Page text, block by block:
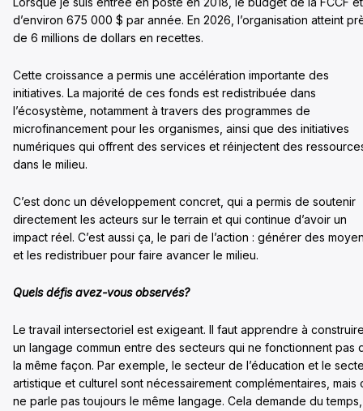
d’environ 675 000 $ par année. En 2026, l’organisation atteint
de 6 millions de dollars en recettes.
Cette croissance a permis une accélération importante des
initiatives. La majorité de ces fonds est redistribuée dans
l’écosystème, notamment à travers des programmes de
microfinancement pour les organismes, ainsi que des initiatives
numériques qui offrent des services et réinjectent des
dans le milieu.
C’est donc un développement concret, qui a permis de soutenir
directement les acteurs sur le terrain et qui continue d’avoir un
impact réel. C’est aussi ça, le pari de l’action : générer des
et les redistribuer pour faire avancer le milieu.
Quels défis avez-vous observés?
Le travail intersectoriel est exigeant. Il faut apprendre à
un langage commun entre des secteurs qui ne fonctionnent pas
la même façon. Par exemple, le secteur de l’éducation et le
artistique et culturel sont nécessairement complémentaires, mais
ne parle pas toujours le même langage. Cela demande du temps,